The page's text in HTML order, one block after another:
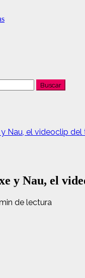
Nau, el videoclip
y Nau, el
de lectura